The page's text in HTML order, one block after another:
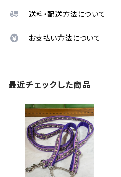
送料・配送方法について
お支払い方法について
最近チェックした商品